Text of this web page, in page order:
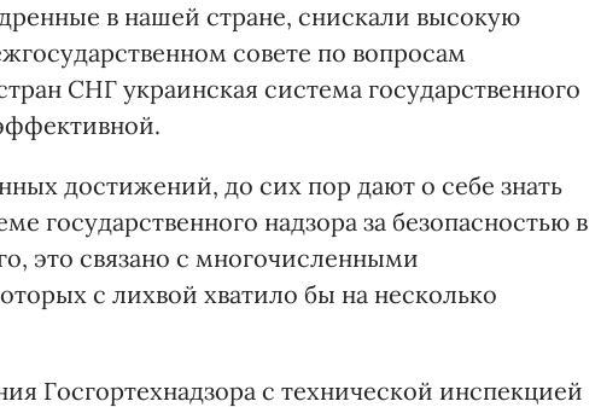
в нашей стране, снискали высокую
совете по вопросам
СНГ украинская система государственного
достижений, до сих пор дают о себе знать
государственного надзора за безопасностью в
это связано с многочисленными
с лихвой хватило бы на несколько
Госгортехнадзора с технической инспекцией